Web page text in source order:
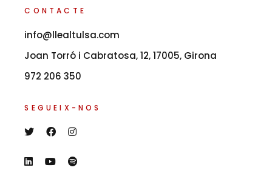
CONTACTE
info@llealtulsa.com
Joan Torró i Cabratosa, 12, 17005, Girona
972 206 350
SEGUEIX-NOS